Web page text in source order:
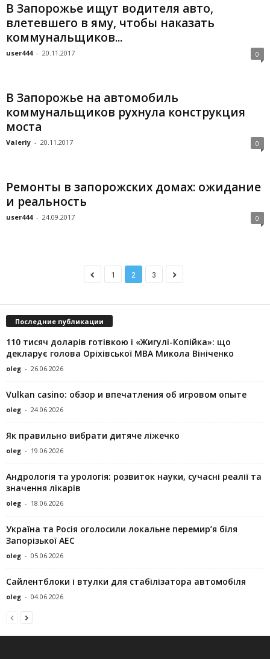
В Запорожье ищут водителя авто,
влетевшего в яму, чтобы наказать
коммунальщиков...
user444 - 20.11.2017 0
В Запорожье на автомобиль
коммунальщиков рухнула конструкция
моста
Valeriy - 20.11.2017 0
Ремонты в запорожских домах: ожидание
и реальность
user444 - 24.09.2017 0
1 2 3
Последние публикации
110 тисяч доларів готівкою і «Жигулі-Копійка»: що
декларує голова Оріхівської МВА Микола Вініченко
oleg - 26.06.2026
Vulkan casino: обзор и впечатления об игровом опыте
oleg - 24.06.2026
Як правильно вибрати дитяче ліжечко
oleg - 19.06.2026
Андрологія та урологія: розвиток науки, сучасні реалії та
значення лікарів
oleg - 18.06.2026
Україна та Росія оголосили локальне перемир’я біля
Запорізької АЕС
oleg - 05.06.2026
Сайлентблоки і втулки для стабілізатора автомобіля
oleg - 04.06.2026